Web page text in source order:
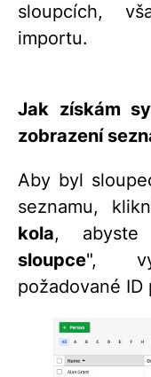
sloupcích,
importu.
Jak získám
zobrazení
Aby byl
seznamu,
kola,
sloupce",
požadované